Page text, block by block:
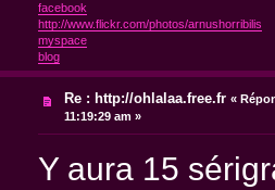
facebook
http://www.flickr.com/photos/arnushorribilis
myspace
blog
Re : http://ohlalaa.free.fr «
11:19:29 am »
Y aura 15